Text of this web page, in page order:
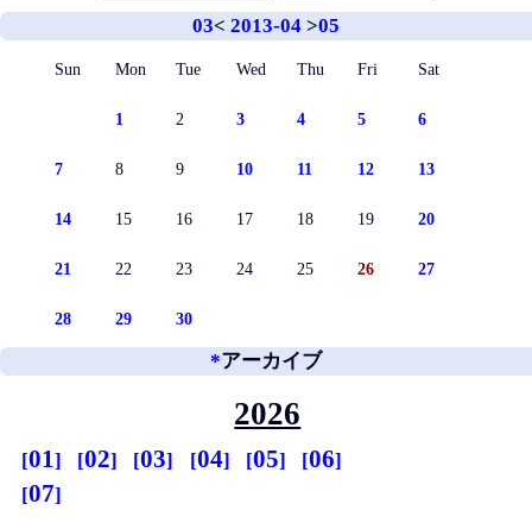
03< 2013-04 >05
Sun Mon Tue Wed Thu Fri Sat
1 2 3 4 5 6
7 8 9 10 11 12 13
14 15 16 17 18 19 20
21 22 23 24 25 26 27
28 29 30
*アーカイブ
2026
01 02 03 04 05
06
07